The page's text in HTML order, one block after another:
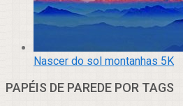
Nascer do sol montanhas 5K
PAPÉIS DE PAREDE POR TAGS